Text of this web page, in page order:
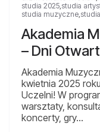
studia 2025,studia
studia muzyczne,
Akademia
– Dni
Akademia
kwietnia 2025
Uczelni! W
warsztaty,
koncerty, gry…